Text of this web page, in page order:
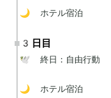
🌙 ホテル宿泊
3日目
🕊 終日：自由行動
🌙 ホテル宿泊